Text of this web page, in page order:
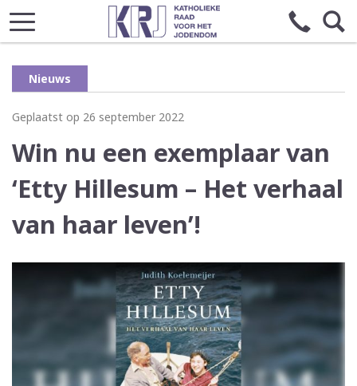
Nieuws
Geplaatst op 26 september 2022
Win nu een exemplaar van
‘Etty Hillesum – Het verhaal
van haar leven’!